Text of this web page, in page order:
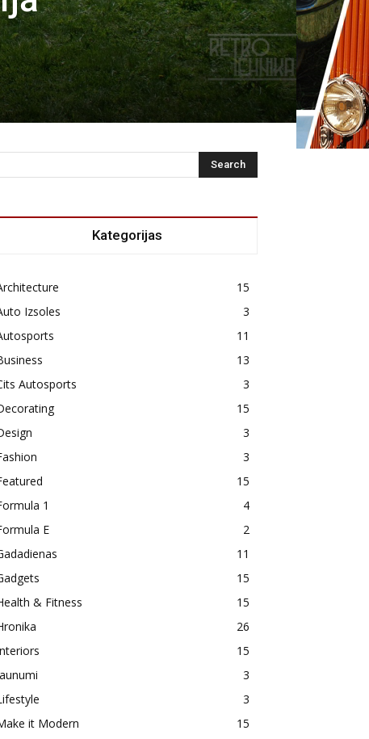
Kategorijas
15
Izsoles
3
11
13
Autosports
3
15
3
3
15
1
4
E
2
11
15
& Fitness
15
26
15
3
3
it Modern
15